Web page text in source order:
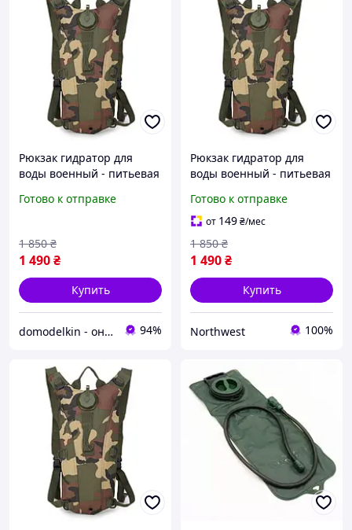
Рюкзак гидратор для
воды военный - питьевая
(Jungle camouflage)
Готово к отправке
1 490₴
1 850 ₴
Купить
domodelkin - онлайн маркет товаров для дому 94%
Рюкзак гидратор для
воды военный - питьевая
(Jungle camouflage)
Northwest
Готово к отправке
от 149₴/мес
1 490₴
1 850 ₴
Купить
Northwest 100%